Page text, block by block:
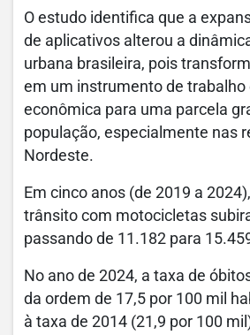
O estudo identifica que a
de aplicativos alterou a
urbana brasileira, pois
em um instrumento de trabalho
econômica para uma parcela
população, especialmente nas
Nordeste.
Em cinco anos (de 2019 a
trânsito com motocicletas
passando de 11.182 para
No ano de 2024, a taxa de
da ordem de 17,5 por 100 mil
à taxa de 2014 (21,9 por 100